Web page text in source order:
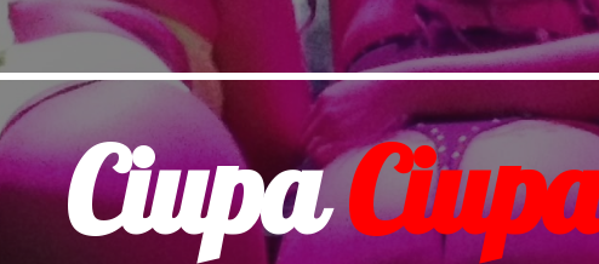
Skip to main content Skip to
Ciupa